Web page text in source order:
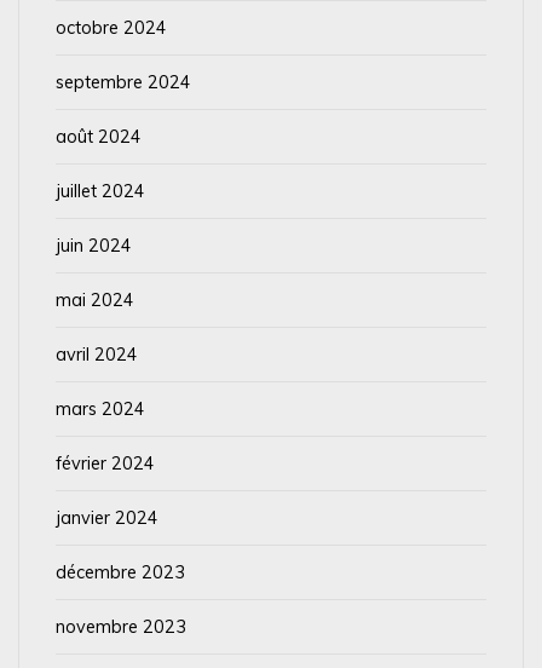
octobre 2024
septembre 2024
août 2024
juillet 2024
juin 2024
mai 2024
avril 2024
mars 2024
février 2024
janvier 2024
décembre 2023
novembre 2023